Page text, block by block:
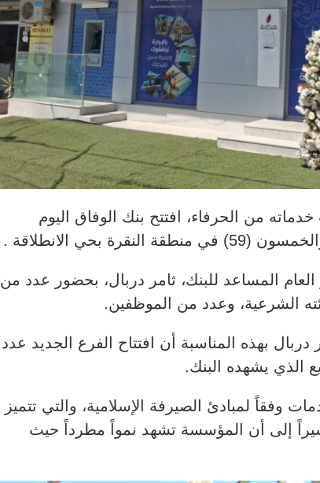
من الحرفاء، افتتح بنك الوفاق اليوم
المساعد للبنك، ثامر دربال، بحضور عدد من
الشرعية، وعدد من الموظفين.
دربال بهذه المناسبة أن افتتاح الفرع الجديد عدد
وفقاً لمبادئ الصيرفة الإسلامية، والتي تتميز
مشيراً إلى أن المؤسسة تشهد نمواً مطرداً حيث